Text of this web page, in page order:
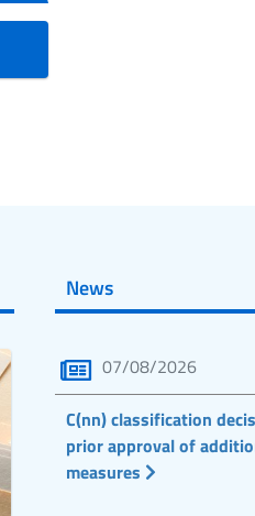
News
07/08/2026
C(nn) classification
prior approval of
measures